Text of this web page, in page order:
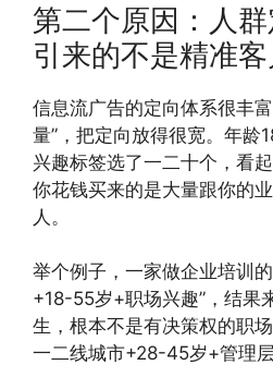
第二个原因：人
引来的不是精准客
信息流广告的定向体系很丰
量”，把定向放得很宽。年龄
兴趣标签选了一二十个，看
你花钱买来的是大量跟你的
人。
举个例子，一家做企业培训
+18-55岁+职场兴趣”，结果
生，根本不是有决策权的职
一二线城市+28-45岁+管理